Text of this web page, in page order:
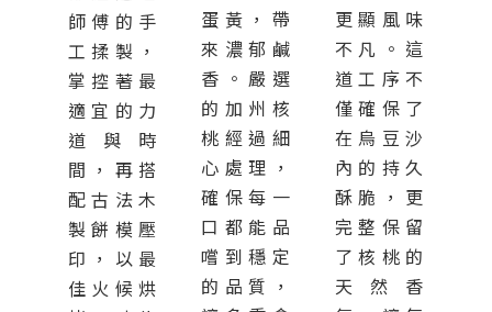
師傅的手
工揉製，
掌控著最
適宜的力
道與時
間，再搭
配古法木
製餅模壓
印，以最
佳火候烘
蛋黃，帶
來濃郁鹹
香。嚴選
的加州核
桃經過細
心處理，
確保每一
口都能品
嚐到穩定
的品質，
更顯風味
不凡。這
道工序不
僅確保了
在烏豆沙
內的持久
酥脆，更
完整保留
了核桃的
天然香